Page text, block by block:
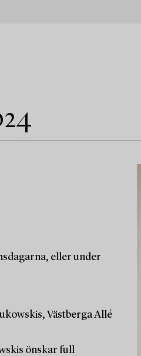
eller under
Västberga Allé
önskar full